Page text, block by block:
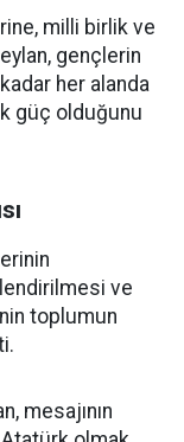
milli birlik ve
gençlerin
her alanda
güç olduğunu
ve
toplumun
mesajının